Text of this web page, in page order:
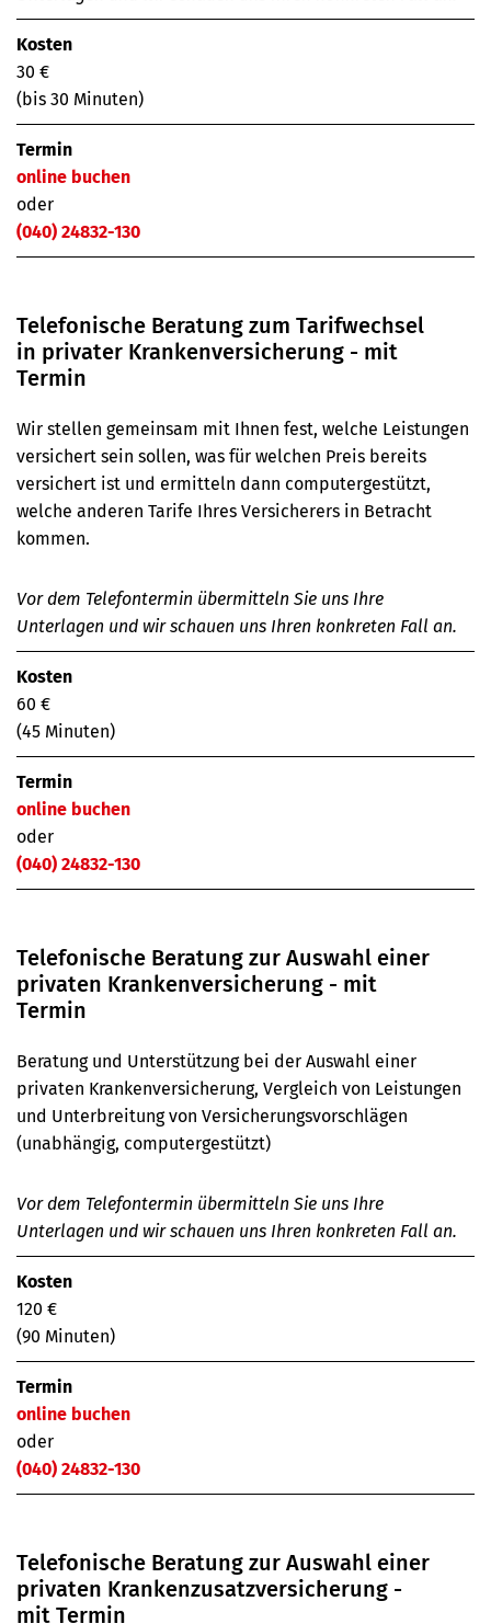
Kosten
30 €
(bis 30 Minuten)
Termin
online buchen
oder
(040) 24832-130
Telefonische Beratung zum Tarifwechsel
in privater Kranken­versicherung - mit
Termin
Wir stellen gemeinsam mit Ihnen fest, welche Leistungen
versichert sein sollen, was für welchen Preis bereits
versichert ist und ermitteln dann computergestützt,
welche anderen Tarife Ihres Versicherers in Betracht
kommen.
Vor dem Telefontermin übermitteln Sie uns Ihre
Unterlagen und wir schauen uns Ihren konkreten Fall an.
Kosten
60 €
(45 Minuten)
Termin
online buchen
oder
(040) 24832-130
Telefonische Beratung zur Auswahl einer
privaten Kranken­­versicherung - mit
Termin
Beratung und Unterstützung bei der Auswahl einer
privaten Krankenversicherung, Vergleich von Leistungen
und Unterbreitung von Versicherungsvorschlägen
(unabhängig, computergestützt)
Vor dem Telefontermin übermitteln Sie uns Ihre
Unterlagen und wir schauen uns Ihren konkreten Fall an.
Kosten
120 €
(90 Minuten)
Termin
online buchen
oder
(040) 24832-130
Telefonische Beratung zur Auswahl einer
privaten Krankenzusatz­­versicherung -
mit Termin